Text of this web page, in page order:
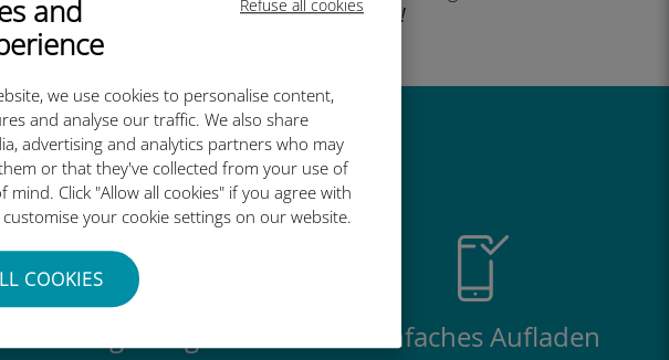
Refuse all cookies
and
we use cookies to personalise content,
and analyse our traffic. We also share
advertising and analytics partners who may
or that they've collected from your use of
mind. Click "Allow all cookies" if you agree with
your cookie settings on our website.
COOKIES
ab!
Effizient!
eSIM so großartig
Einfaches Aufladen